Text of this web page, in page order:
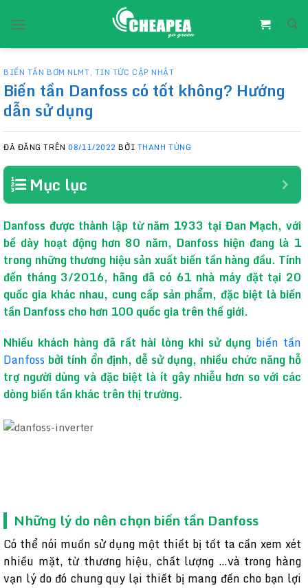
đến
BIẾN TẦN BƠM NLMT, TIN TỨC CẬP NHẬT
Biến tần Danfoss có tốt không? Hướng
dẫn sử dụng
ĐÃ ĐĂNG TRÊN08/11/2022 BỞI THANH TÙNG
Mục lục
Danfoss được thành lập từ năm 1933 tại Đan Mạch, với
bề dày hoạt động hơn 80 năm, Danfoss hiện đang là 1
trong những thương hiệu sản xuất biến tần hàng đầu. Tính
đến tháng 3/2016, hãng đã có 61 nhà máy đặt tại 20
quốc gia khác nhau, cung cấp sản phẩm, đặc biệt là biến
tần Danfoss cho hơn 100 quốc gia trên thế giới.
Nhiều khách hàng đã rất hài lòng khi sử dụng biến tần
Danfoss bởi tính ổn định, dễ sử dụng, nhiều chức năng hỗ
trợ người dùng và đặc biệt là ít gây nhiễu hơn so với các
dòng biến tần khác trên thị trường.
Những lý do nên chọn biến tần Danfoss
Có thể nói muốn sử dụng một thiết bị tốt ta cần xem xét
nhiều mặt, từ thương hiệu, chất lượng …và trong hàng
vạn lý do đó chung quy lại thiết bị mang đến cho bạn lợi